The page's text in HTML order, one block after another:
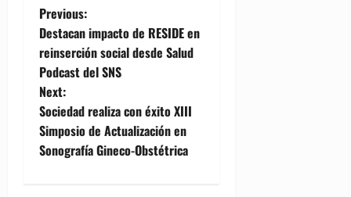
P
o
s
t
n
Previous:
Destacan impacto de RESIDE en
reinserción social desde Salud
Podcast del SNS
Next:
Sociedad realiza con éxito XIII
Simposio de Actualización en
Sonografía Gineco-Obstétrica